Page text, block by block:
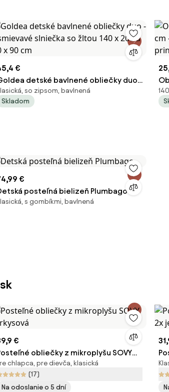
€
detské bavlnené obliečky duo -
slniečka so žltou 140 x 200 a
x 90 cm
so zipsom, bavlnená
Skladom
–
€
posteľná bielizeň Plumbago
s gombíkmi, bavlnená
€
obliečky z mikroplyšu SOVY
chlapca, pre dievča, klasická
(17)
Na odoslanie o 5 dní
2x